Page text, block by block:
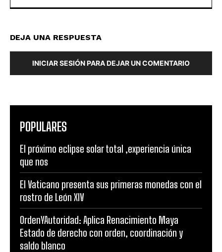
DEJA UNA RESPUESTA
INICIAR SESIÓN PARA DEJAR UN COMENTARIO
POPULARES
El próximo eclipse solar total ,experiencia única
que nos
El Vaticano presenta sus primeras monedas con el
rostro de León XIV
OrdenYAutoridad: Aplica Renacimiento Maya
Estado de derecho con orden, coordinación y
saldo blanco